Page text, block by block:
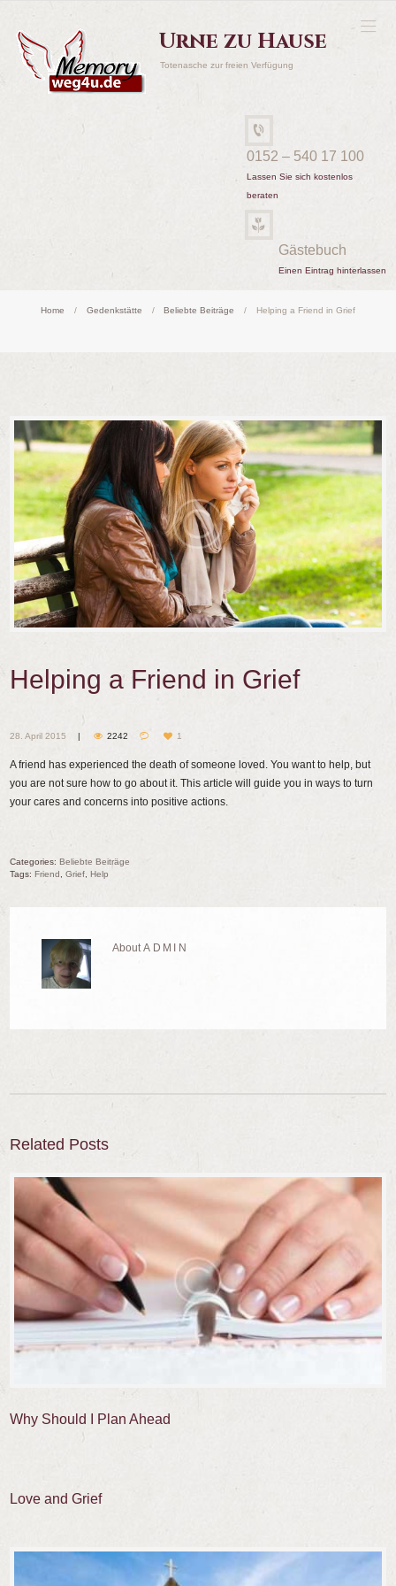
Urne zu Hause
Totenasche zur freien Verfügung
0152 – 540 17 100
Lassen Sie sich kostenlos
beraten
Gästebuch
Einen Eintrag hinterlassen
Home Gedenkstätte Beliebte Beiträge Helping a Friend in Grief
Helping a Friend in Grief
28. April 2015 2242 1
A friend has experienced the death of someone loved. You want to help, but
you are not sure how to go about it. This article will guide you in ways to turn
your cares and concerns into positive actions.
Categories:
Beliebte Beiträge
Tags:
friend , grief , help
AboutADMIN
Related Posts
Why Should I Plan Ahead
Love and Grief